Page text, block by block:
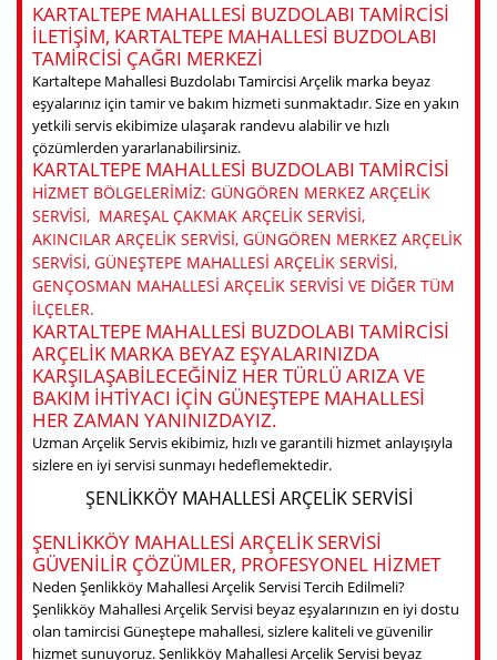
KARTALTEPE MAHALLESI BUZDOLABI TAMIRCISI
ILETIŞIM, KARTALTEPE MAHALLESI BUZDOLABI
TAMIRCISI ÇAĞRI MERKEZI
Kartaltepe Mahallesi Buzdolabı Tamircisi Arçelik marka beyaz
eşyalarınız için tamir ve bakım hizmeti sunmaktadır. Size en yakın
yetkili servis ekibimize ulaşarak randevu alabilir ve hızlı
çözümlerden yararlanabilirsiniz.
KARTALTEPE MAHALLESI BUZDOLABI TAMIRCISI
HIZMET BÖLGELERIMIZ: GÜNGÖREN MERKEZ ARÇELIK
SERVISI, MAREŞAL ÇAKMAK ARÇELIK SERVISI,
AKINCILAR ARÇELIK SERVISI, GÜNGÖREN MERKEZ ARÇELIK
SERVISI, GÜNEŞTEPE MAHALLESI ARÇELIK SERVISI,
GENÇOSMAN MAHALLESI ARÇELIK SERVISI VE DIĞER TÜM
ILÇELER.
KARTALTEPE MAHALLESI BUZDOLABI TAMIRCISI
ARÇELIK MARKA BEYAZ EŞYALARINIZDA
KARŞILAŞABILECEĞINIZ HER TÜRLÜ ARIZA VE
BAKIM IHTIYACI IÇIN GÜNEŞTEPE MAHALLESI
HER ZAMAN YANINIZDAYIZ.
Uzman Arçelik Servis ekibimiz, hızlı ve garantili hizmet anlayışıyla
sizlere en iyi servisi sunmayı hedeflemektedir.
ŞENLIKKÖY MAHALLESI ARÇELIK SERVISI
ŞENLIKKÖY MAHALLESI ARÇELIK SERVISI
GÜVENILIR ÇÖZÜMLER, PROFESYONEL HIZMET
Neden Şenlikköy Mahallesi Arçelik Servisi Tercih Edilmeli?
Şenlikköy Mahallesi Arçelik Servisi beyaz eşyalarınızın en iyi dostu
olan tamircisi Güneştepe mahallesi, sizlere kaliteli ve güvenilir
hizmet sunuyoruz. Şenlikköy Mahallesi Arçelik Servisi beyaz